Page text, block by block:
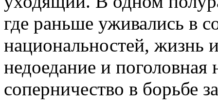
где раньше уживались в
национальностей, жизнь
недоедание и
соперничество в борьбе